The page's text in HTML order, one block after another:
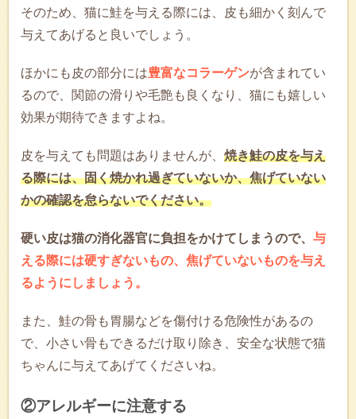
そのため、猫に鮭を与える際には、皮も細かく刻んで
与えてあげると良いでしょう。
ほかにも皮の部分には豊富なコラーゲンが含まれてい
るので、関節の滑りや毛艶も良くなり、猫にも嬉しい
効果が期待できますよね。
皮を与えても問題はありませんが、 焼き鮭の皮を与え
る際には、固く焼かれ過ぎていないか、焦げていない
かの確認を怠らないでください。
硬い皮は猫の消化器官に負担をかけてしまうので、 与
える際には硬すぎないもの、焦げていないものを与え
るようにしましょう。
また、鮭の骨も胃腸などを傷付ける危険性があるの
で、小さい骨もできるだけ取り除き、安全な状態で猫
ちゃんに与えてあげてくださいね。
②アレルギーに注意する